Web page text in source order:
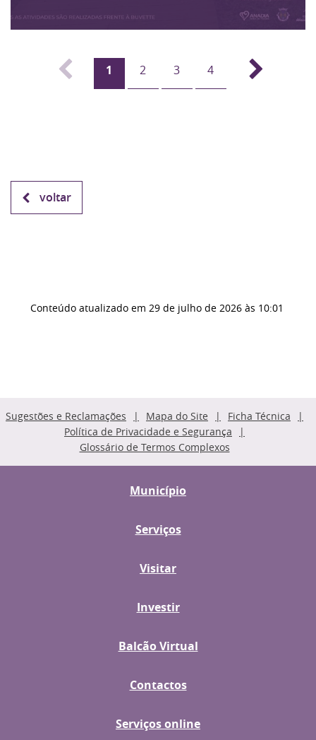
1 2 3 4
voltar
Conteúdo atualizado em 29 de julho de 2026 às 10:01
Sugestões e Reclamações Mapa do Site
Ficha Técnica
Política de Privacidade e Segurança
Glossário de Termos Complexos
Município
Serviços
Visitar
Investir
Balcão Virtual
Contactos
Serviços online